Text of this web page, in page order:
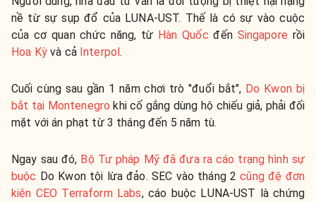
nề từ sự sụp đổ của LUNA-UST. Thế là có sự vào cuộc
của cơ quan chức năng, từ Hàn Quốc đến Singapore rồi
Hoa Kỳvà cả Interpol.
Cuối cùng sau gần 1 năm chơi trò "đuổi bắt", Do Kwon bị
bắt tại Montenegro khi cố gắng dùng hộ chiếu giả, phải đối
mặt với án phạt từ 3 tháng đến 5 năm tù.
Ngay sau đó, Bộ Tư pháp Mỹ đã đưa ra cáo trạng hình sự
buộc Do Kwon tội lừa đảo. SEC vào tháng 2cũng đệ đơn
kiện CEO Terraform Labs, cáo buộc LUNA-UST là chứng